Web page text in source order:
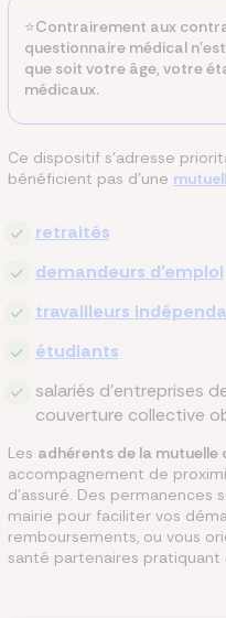
⭐Contrairement aux
questionnaire médical
que soit votre âge, votre
médicaux.
Ce dispositif s'adresse
bénéficient pas d'une
retraités
demandeurs d'emploi
travailleurs
étudiants
salariés d'entreprises
couverture collective
Les adhérents de la mutuelle
accompagnement de
d'assuré. Des permanences
mairie pour faciliter vos
remboursements, ou vous
santé partenaires pratiquant